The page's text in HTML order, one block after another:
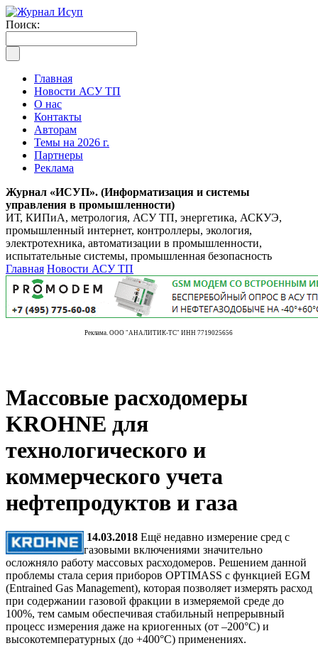
Поиск:
Главная
Новости АСУ ТП
О нас
Контакты
Авторам
Темы на 2026 г.
Партнеры
Реклама
Журнал «ИСУП». (Информатизация и системы
управления в промышленности)
ИТ, КИПиА, метрология, АСУ ТП, энергетика, АСКУЭ,
промышленный интернет, контроллеры, экология,
электротехника, автоматизации в промышленности,
испытательные системы, промышленная безопасность
Главная Новости АСУ ТП
Реклама. ООО "АНАЛИТИК-ТС" ИНН 7719025656
Массовые расходомеры
KROHNE для
технологического и
коммерческого учета
нефтепродуктов и газа
14.03.2018 Ещё недавно измерение сред с
газовыми включениями значительно
осложняло работу массовых расходомеров. Решением данной
проблемы стала серия приборов OPTIMASS с функцией EGM
(Entrained Gas Management), которая позволяет измерять расход
при содержании газовой фракции в измеряемой среде до
100%, тем самым обеспечивая стабильный непрерывный
процесс измерения даже на криогенных (от –200°С) и
высокотемпературных (до +400°С) применениях.